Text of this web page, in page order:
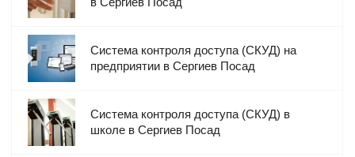
на территорию будет разрешен.
биометрические системы определения лиц или
бесконтактные идентификаторы, укомплектованные
тепловизионной камерой, внедренные в период пандемии
COVID-19. Для считывания идентификаторов особого типа к
контроллеру может быть подключен специализированный
преобразователь интерфейса.
Система контроля доступа (СКУД) на
предприятии в Сергиев Посад
Система контроля доступа (СКУД) в
школе в Сергиев Посад